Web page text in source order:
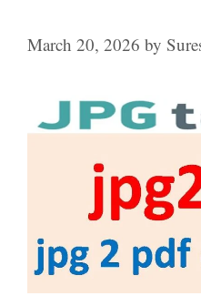
March 20, 2026 by